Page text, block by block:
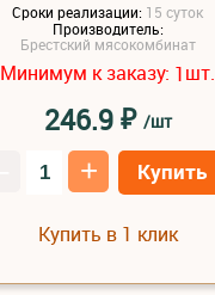
Сроки реализации: 15 суток
Производитель:
Брестский мясокомбинат
Минимум к заказу: 1шт.
246.9₽ /шт
+ Купить
Купить в 1 клик